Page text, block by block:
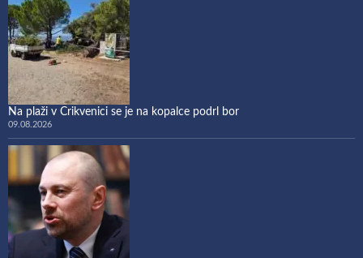
Na plaži v Crikvenici se je na kopalce podrl bor
09.08.2026